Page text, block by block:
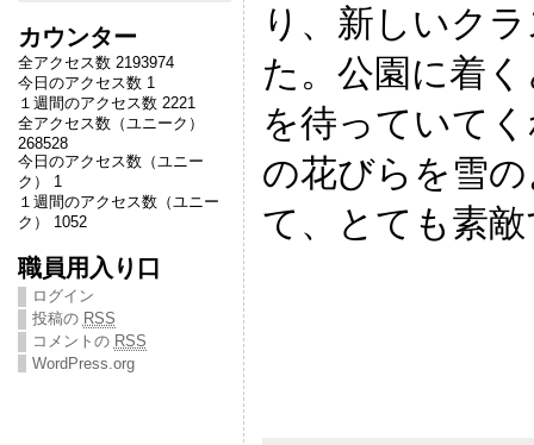
カウンター
全アクセス数 2193974
今日のアクセス数 1
１週間のアクセス数 2221
全アクセス数（ユニーク）
268528
今日のアクセス数（ユニー
ク） 1
１週間のアクセス数（ユニー
ク） 1052
職員用入り口
ログイン
投稿の RSS
コメントの RSS
WordPress.org
り、新しいク
た。公園に着
を待っていて
の花びらを雪
て、とても素